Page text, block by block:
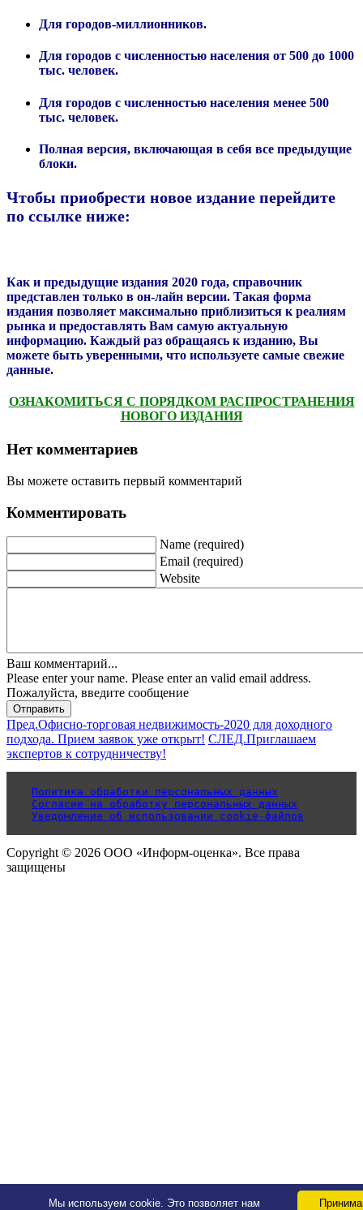
Для городов-миллионников.
Для городов с численностью населения от 500 до 1000
тыс. человек.
Для городов с численностью населения менее 500
тыс. человек.
Полная версия, включающая в себя все предыдущие
блоки.
Чтобы приобрести новое издание перейдите
по ссылке ниже:
Как и предыдущие издания 2020 года, справочник
представлен только в он-лайн версии. Такая форма
издания позволяет максимально приблизиться к реалиям
рынка и предоставлять Вам самую актуальную
информацию. Каждый раз обращаясь к изданию, Вы
можете быть уверенными, что используете самые свежие
данные.
ОЗНАКОМИТЬСЯ С ПОРЯДКОМ РАСПРОСТРАНЕНИЯ
НОВОГО ИЗДАНИЯ
Нет комментариев
Вы можете оставить первый комментарий
Комментировать
Name (required)
Email (required)
Website
Ваш комментарий...
Please enter your name. Please enter an valid email address.
Пожалуйста, введите сообщение
Отправить
Пред.Офисно-торговая недвижимость-2020 для доходного
подхода. Прием заявок уже открыт! СЛЕД.Приглашаем
экспертов к сотрудничеству!
Политика обработки персональных данных
Согласие на обработку персональных данных
Уведомление об использовании cookie-файлов
Copyright © 2026 ООО «Информ-оценка». Все права
защищены
Мы используем cookie. Это позволяет нам